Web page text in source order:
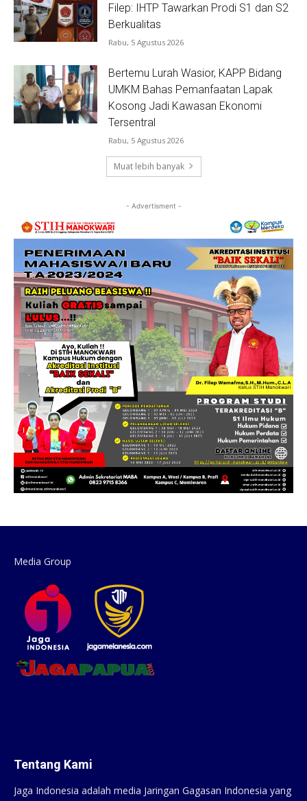
Filep: IHTP Tawarkan Prodi S1 dan S2
Berkualitas
Rabu, 5 Agustus 2026
Bertemu Lurah Wasior, KAPP Bidang
UMKM Bahas Pemanfaatan Lapak
Kosong Jadi Kawasan Ekonomi
Tersentral
Rabu, 5 Agustus 2026
Muat lebih banyak
- Advertisment -
Media Group
Tentang Kami
Jaga Indonesia adalah media Jaringan Gagasan Indonesia yang